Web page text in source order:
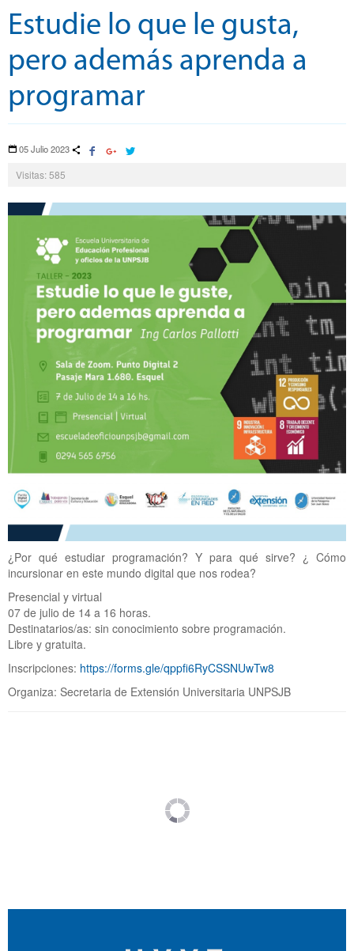
Estudie lo que le gusta,
pero además aprenda a
programar
05 Julio 2023
Visitas: 585
¿Por qué estudiar programación? Y para qué sirve? ¿ Cómo
incursionar en este mundo digital que nos rodea?
Presencial y virtual
07 de julio de 14 a 16 horas.
Destinatarios/as: sin conocimiento sobre programación.
Libre y gratuita.
Inscripciones: https://forms.gle/qppfi6RyCSSNUwTw8
Organiza: Secretaria de Extensión Universitaria UNPSJB